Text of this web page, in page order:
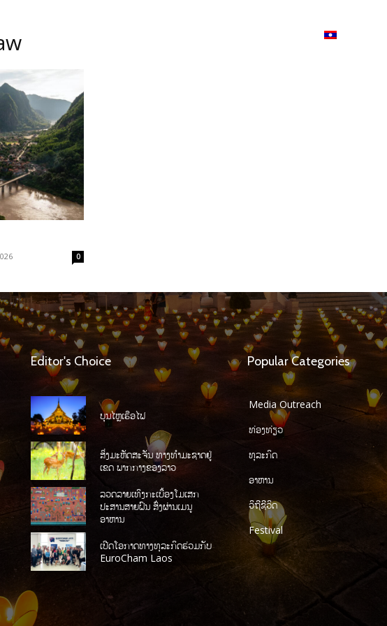
0
Editor's Choice
ບຸນໄຫຼເຮືອໄຟ
ສິ່ງມະຫັດສະຈັນ ທາງທໍາມະຊາດຢູ່
ເຂດ ພາກກາງຂອງລາວ
ລວດລາຍເທິງກະເບື້ອງໂມເສກ
ປະສານສາຍຝົນ ສົ່ງຜ່ານເມນູ
ອາຫານ
ເປີດໂອກາດທາງທຸລະກິດຮ່ວມກັບ
EuroCham Laos
Popular Categories
Media Outreach
ທ່ອງທ່ຽວ
ທຸລະກິດ
ອາຫານ
ວິຖີຊີວິດ
Festival